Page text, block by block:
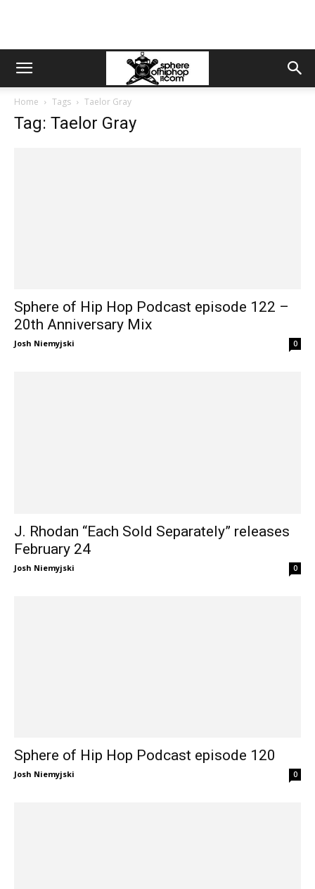
Home Tags Taelor Gray
Tag: Taelor Gray
Sphere of Hip Hop Podcast episode 122 –
20th Anniversary Mix
Josh Niemyjski 0
J. Rhodan “Each Sold Separately” releases
February 24
Josh Niemyjski 0
Sphere of Hip Hop Podcast episode 120
Josh Niemyjski 0